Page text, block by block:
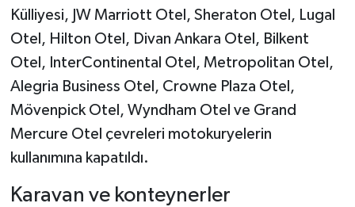
Külliyesi, JW Marriott Otel, Sheraton Otel, Lugal
Otel, Hilton Otel, Divan Ankara Otel, Bilkent
Otel, InterContinental Otel, Metropolitan Otel,
Alegria Business Otel, Crowne Plaza Otel,
Mövenpick Otel, Wyndham Otel ve Grand
Mercure Otel çevreleri motokuryelerin
kullanımına kapatıldı.
Karavan ve konteynerler